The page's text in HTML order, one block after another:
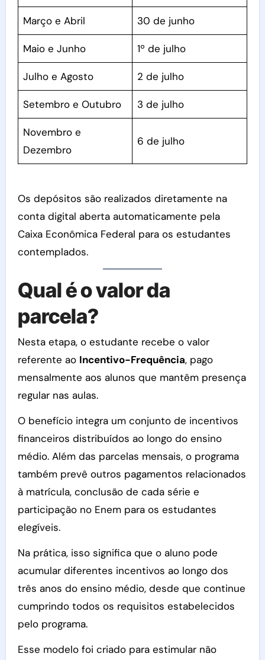
Março e Abril 30 de junho
Maio e Junho 1º de julho
Julho e Agosto 2 de julho
Setembro e Outubro 3 de julho
Novembro e
Dezembro
6 de julho
Os depósitos são realizados diretamente na
conta digital aberta automaticamente pela
Caixa Econômica Federal para os estudantes
contemplados.
Qual é o valor da
parcela?
Nesta etapa, o estudante recebe o valor
referente ao Incentivo-Frequência, pago
mensalmente aos alunos que mantêm presença
regular nas aulas.
O benefício integra um conjunto de incentivos
financeiros distribuídos ao longo do ensino
médio. Além das parcelas mensais, o programa
também prevê outros pagamentos relacionados
à matrícula, conclusão de cada série e
participação no Enem para os estudantes
elegíveis.
Na prática, isso significa que o aluno pode
acumular diferentes incentivos ao longo dos
três anos do ensino médio, desde que continue
cumprindo todos os requisitos estabelecidos
pelo programa.
Esse modelo foi criado para estimular não